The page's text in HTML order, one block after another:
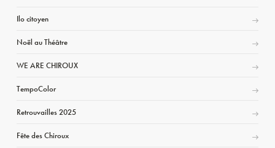
Ilo citoyen
Noël au Théâtre
WE ARE CHIROUX
TempoColor
Retrouvailles 2025
Fête des Chiroux